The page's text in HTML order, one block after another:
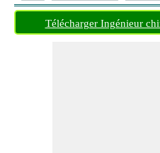
Télécharger Ingénieur